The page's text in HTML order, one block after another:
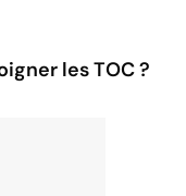
les TOC ?